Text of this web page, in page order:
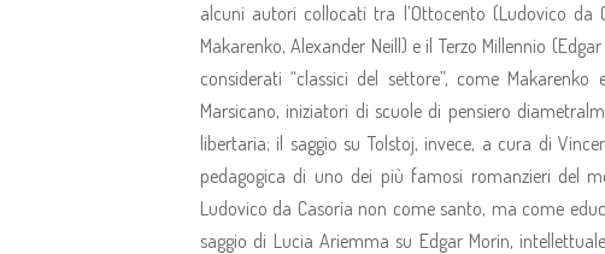
alcuni autori collocati tra l’Ottocento (Ludovico da
Makarenko, Alexander Neill) e il Terzo Millennio
considerati “classici del settore”, come
Marsicano, iniziatori di scuole di pensiero
libertaria; il saggio su Tolstoj, invece, a cura di
pedagogica di uno dei più famosi romanzieri del
Ludovico da Casoria non come santo, ma come
saggio di Lucia Ariemma su Edgar Morin,